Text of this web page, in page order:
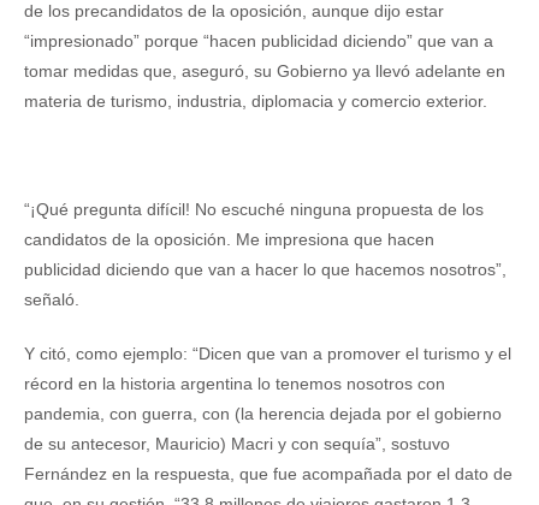
de los precandidatos de la oposición, aunque dijo estar
“impresionado” porque “hacen publicidad diciendo” que van a
tomar medidas que, aseguró, su Gobierno ya llevó adelante en
materia de turismo, industria, diplomacia y comercio exterior.
“¡Qué pregunta difícil! No escuché ninguna propuesta de los
candidatos de la oposición. Me impresiona que hacen
publicidad diciendo que van a hacer lo que hacemos nosotros”,
señaló.
Y citó, como ejemplo: “Dicen que van a promover el turismo y el
récord en la historia argentina lo tenemos nosotros con
pandemia, con guerra, con (la herencia dejada por el gobierno
de su antecesor, Mauricio) Macri y con sequía”, sostuvo
Fernández en la respuesta, que fue acompañada por el dato de